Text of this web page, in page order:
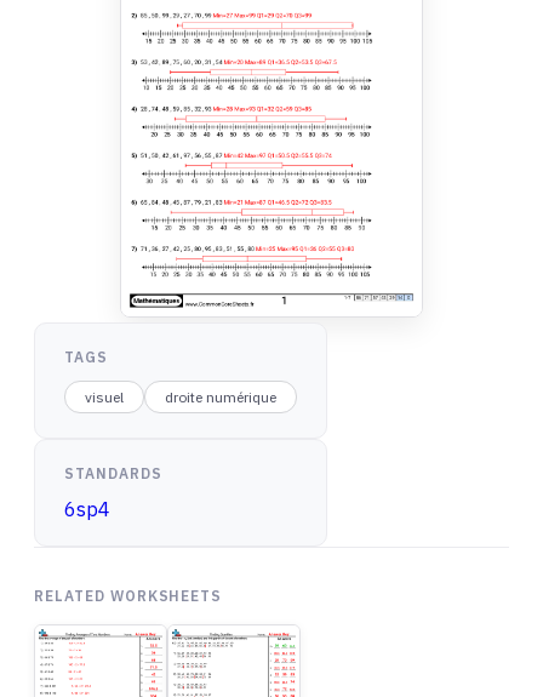
TAGS
visuel droite numérique
STANDARDS
6sp4
RELATED WORKSHEETS